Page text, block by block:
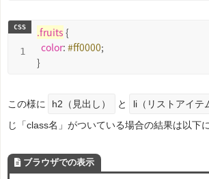
.fruits {
color: #ff0000;
}
この様に h2（見出し） と li（リストアイテ
じ「class名」がついている場合の結果は以下
ブラウザでの表示